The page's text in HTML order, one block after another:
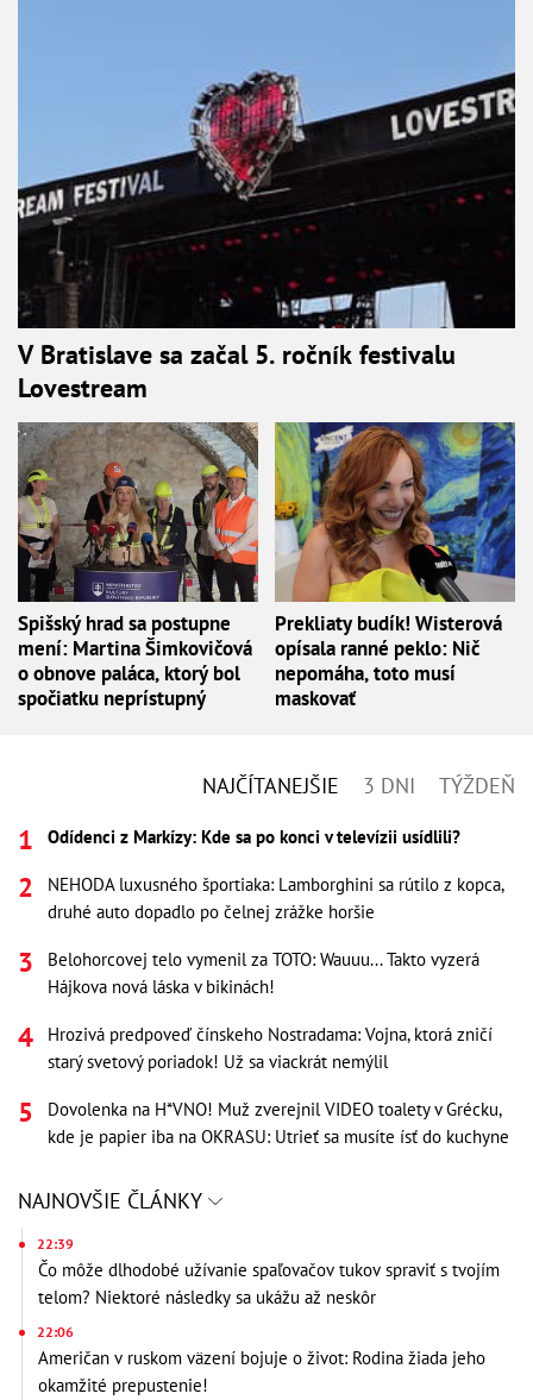
V Bratislave sa začal 5. ročník festivalu
Lovestream
Spišský hrad sa postupne
mení: Martina Šimkovičová
o obnove paláca, ktorý bol
spočiatku neprístupný
Prekliaty budík! Wisterová
opísala ranné peklo: Nič
nepomáha, toto musí
maskovať
NAJČÍTANEJŠIE 3 DNI TÝŽDEŇ
Odídenci z Markízy: Kde sa po konci v televízii usídlili?
NEHODA luxusného športiaka: Lamborghini sa rútilo z kopca,
druhé auto dopadlo po čelnej zrážke horšie
Belohorcovej telo vymenil za TOTO: Wauuu... Takto vyzerá
Hájkova nová láska v bikinách!
Hrozivá predpoveď čínskeho Nostradama: Vojna, ktorá zničí
starý svetový poriadok! Už sa viackrát nemýlil
Dovolenka na H*VNO! Muž zverejnil VIDEO toalety v Grécku,
kde je papier iba na OKRASU: Utrieť sa musíte ísť do kuchyne
NAJNOVŠIE ČLÁNKY
22:39
Čo môže dlhodobé užívanie spaľovačov tukov spraviť s tvojím
telom? Niektoré následky sa ukážu až neskôr
22:06
Američan v ruskom väzení bojuje o život: Rodina žiada jeho
okamžité prepustenie!